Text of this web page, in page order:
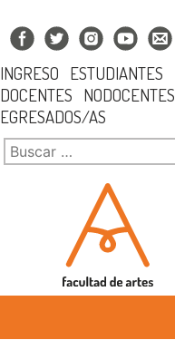
INGRESO
ESTUDIANTES
DOCENTES
NODOCENTES
EGRESADOS/AS